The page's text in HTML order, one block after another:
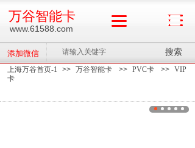
上海万谷首页-1 >> 万谷智能卡 >> PVC卡 >> VIP
卡
添加微信 搜索
www.61588.com
万谷智能卡